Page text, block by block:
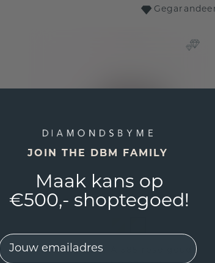
Zijring Carly A 585 rosé goud
JOIN THE DBM FAMILY
Maak kans op
€500,- shoptegoed!
EMail